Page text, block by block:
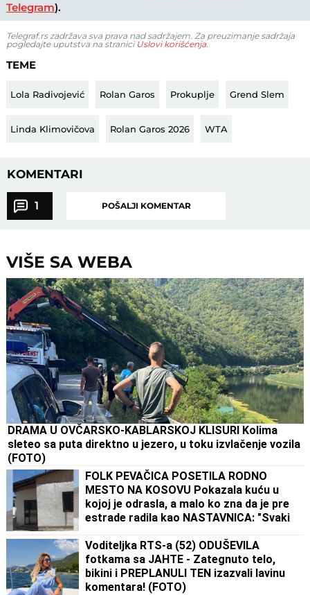
Telegram).
Telegraf.rs zadržava sva prava nad sadržajem. Za preuzimanje sadržaja
pogledajte uputstva na stranici Uslovi korišćenja.
TEME
Lola Radivojević Rolan Garos Prokuplje Grend Slem
Linda Klimovičova Rolan Garos 2026 WTA
KOMENTARI
1 POŠALJI KOMENTAR
VIŠE SA WEBA
DRAMA U OVČARSKO-KABLARSKOJ KLISURI Kolima
sleteo sa puta direktno u jezero, u toku izvlačenje vozila
(FOTO)
FOLK PEVAČICA POSETILA RODNO
MESTO NA KOSOVU Pokazala kuću u
kojoj je odrasla, a malo ko zna da je pre
estrade radila kao NASTAVNICA: "Svaki
put plačem" (VIDEO)
Voditeljka RTS-a (52) ODUŠEVILA
fotkama sa JAHTE - Zategnuto telo,
bikini i PREPLANULI TEN izazvali lavinu
komentara! (FOTO)